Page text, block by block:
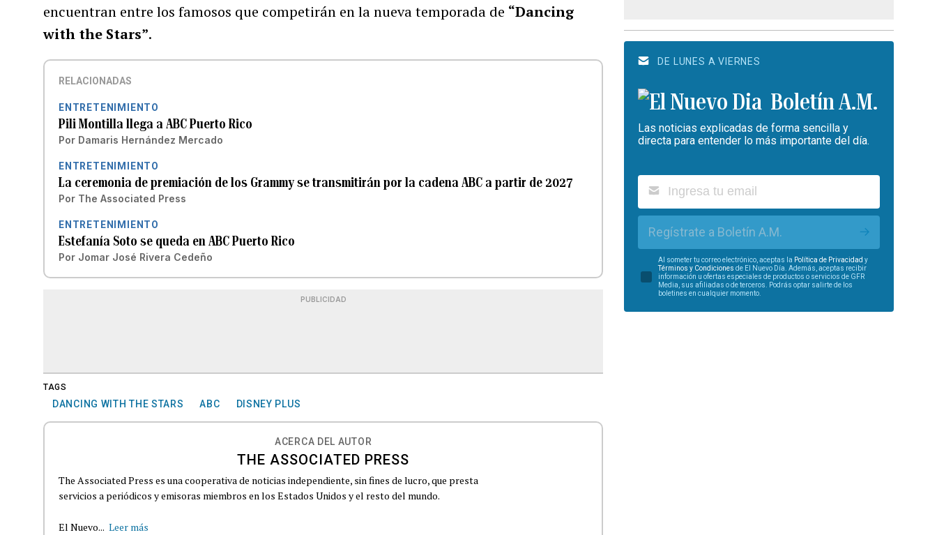
encuentran entre los famosos que competirán en la nueva temporada de “Dancing
with the Stars”.
RELACIONADAS
ENTRETENIMIENTO
Pili Montilla llega a ABC Puerto Rico
Por Damaris Hernández Mercado
ENTRETENIMIENTO
La ceremonia de premiación de los Grammy se transmitirán por la cadena ABC a partir de 2027
Por The Associated Press
ENTRETENIMIENTO
Estefanía Soto se queda en ABC Puerto Rico
Por Jomar José Rivera Cedeño
PUBLICIDAD
TAGS
DANCING WITH THE STARS ABC DISNEY PLUS
ACERCA DEL AUTOR
THE ASSOCIATED PRESS
The Associated Press es una cooperativa de noticias independiente, sin fines de lucro, que presta
servicios a periódicos y emisoras miembros en los Estados Unidos y el resto del mundo.
El Nuevo... Leer más
DE LUNES A VIERNES
Boletín A.M.
Las noticias explicadas de forma sencilla y
directa para entender lo más importante del día.
Regístrate a Boletín A.M.
Al someter tu correo electrónico, aceptas la Política de Privacidad y
Términos y Condiciones de El Nuevo Día. Además, aceptas recibir
información u ofertas especiales de productos o servicios de GFR
Media, sus afiliadas o de terceros. Podrás optar salirte de los
boletines en cualquier momento.